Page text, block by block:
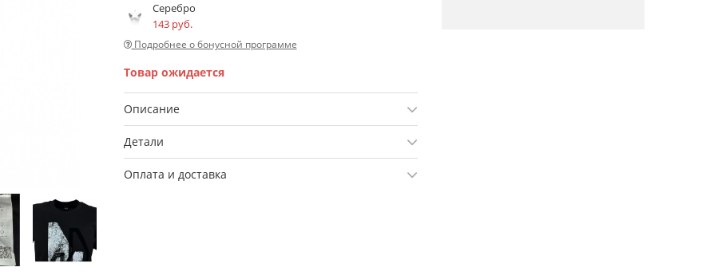
Серебро
143 руб.
Подробнее о бонусной программе
Товар ожидается
Описание
Детали
Оплата и доставка